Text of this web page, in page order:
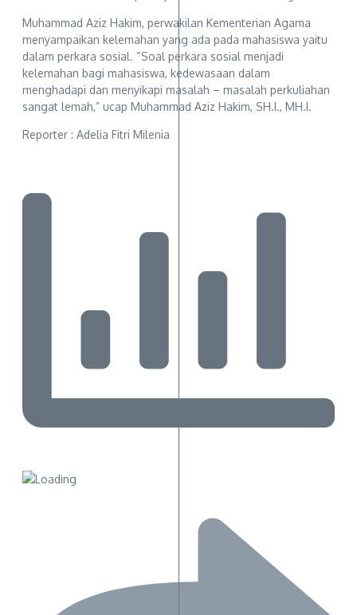
Muhammad Aziz Hakim, perwakilan Kementerian Agama
menyampaikan kelemahan yang ada pada mahasiswa yaitu
dalam perkara sosial. “Soal perkara sosial menjadi
kelemahan bagi mahasiswa, kedewasaan dalam
menghadapi dan menyikapi masalah – masalah perkuliahan
sangat lemah,” ucap Muhammad Aziz Hakim, SH.I., MH.I.
Reporter : Adelia Fitri Milenia